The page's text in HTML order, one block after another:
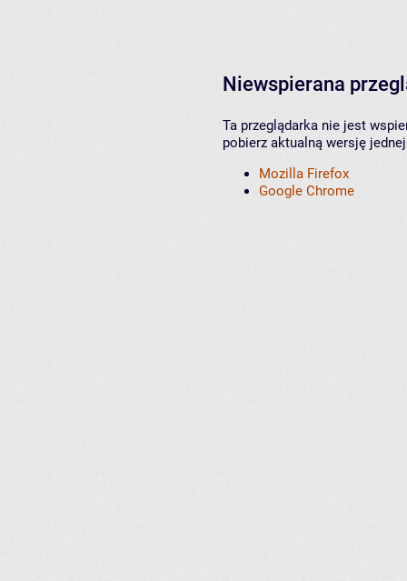
Niewspierana
Ta przeglądarka nie jest
pobierz aktualną wersję
Mozilla Firefox
Google Chrome